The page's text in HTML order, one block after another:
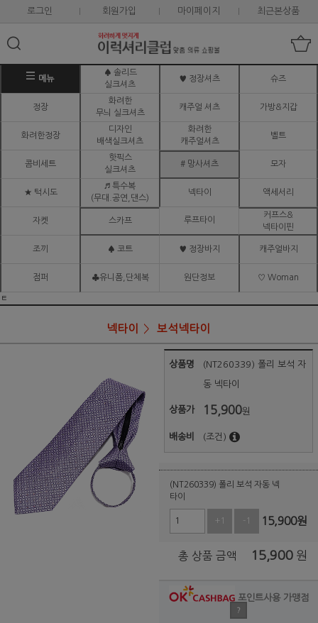
로그인 회원가입 마이페이지 최근본상품
메뉴
♠ 솔리드
실크셔츠
♥ 정장셔츠 슈즈
정장
화려한
무늬 실크셔츠
캐주얼 셔츠 가방&지갑
화려한정장
디자인
배색실크셔츠
화려한
캐주얼셔츠
벨트
콤비세트
핫픽스
실크셔츠
# 망사셔츠 모자
★ 턱시도
♬ 특수복
(무대.공연,댄스)
넥타이 액세서리
자켓 스카프 루프타이
커프스&
넥타이핀
조끼 ♠ 코트 ♥ 정장바지 캐주얼바지
점퍼 ♣유니폼,단체복 원단정보 ♡ Woman
ㅌ
넥타이 보석넥타이
상품명 (NT260339) 폴리 보석 자
동 넥타이
상품가 15,900원
배송비 (조건)
(NT260339) 폴리 보석 자동 넥
타이
+1 -1 15,900원
총 상품 금액 15,900 원
포인트사용 가맹점
?